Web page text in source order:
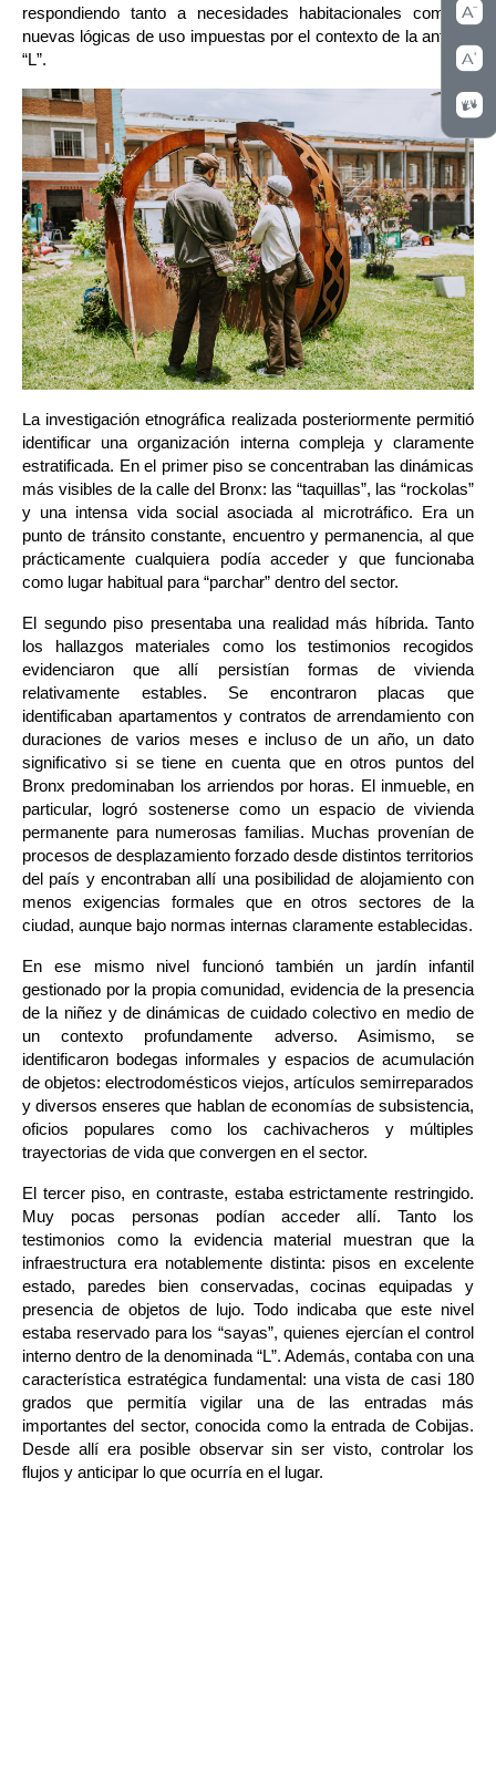
respondiendo tanto a necesidades habitacionales como a
nuevas lógicas de uso impuestas por el contexto de la antigua
“L”.
La investigación etnográfica realizada posteriormente permitió
identificar una organización interna compleja y claramente
estratificada. En el primer piso se concentraban las dinámicas
más visibles de la calle del Bronx: las “taquillas”, las “rockolas”
y una intensa vida social asociada al microtráfico. Era un
punto de tránsito constante, encuentro y permanencia, al que
prácticamente cualquiera podía acceder y que funcionaba
como lugar habitual para “parchar” dentro del sector.
El segundo piso presentaba una realidad más híbrida. Tanto
los hallazgos materiales como los testimonios recogidos
evidenciaron que allí persistían formas de vivienda
relativamente estables. Se encontraron placas que
identificaban apartamentos y contratos de arrendamiento con
duraciones de varios meses e incluso de un año, un dato
significativo si se tiene en cuenta que en otros puntos del
Bronx predominaban los arriendos por horas. El inmueble, en
particular, logró sostenerse como un espacio de vivienda
permanente para numerosas familias. Muchas provenían de
procesos de desplazamiento forzado desde distintos territorios
del país y encontraban allí una posibilidad de alojamiento con
menos exigencias formales que en otros sectores de la
ciudad, aunque bajo normas internas claramente establecidas.
En ese mismo nivel funcionó también un jardín infantil
gestionado por la propia comunidad, evidencia de la presencia
de la niñez y de dinámicas de cuidado colectivo en medio de
un contexto profundamente adverso. Asimismo, se
identificaron bodegas informales y espacios de acumulación
de objetos: electrodomésticos viejos, artículos semirreparados
y diversos enseres que hablan de economías de subsistencia,
oficios populares como los cachivacheros y múltiples
trayectorias de vida que convergen en el sector.
El tercer piso, en contraste, estaba estrictamente restringido.
Muy pocas personas podían acceder allí. Tanto los
testimonios como la evidencia material muestran que la
infraestructura era notablemente distinta: pisos en excelente
estado, paredes bien conservadas, cocinas equipadas y
presencia de objetos de lujo. Todo indicaba que este nivel
estaba reservado para los “sayas”, quienes ejercían el control
interno dentro de la denominada “L”. Además, contaba con una
característica estratégica fundamental: una vista de casi 180
grados que permitía vigilar una de las entradas más
importantes del sector, conocida como la entrada de Cobijas.
Desde allí era posible observar sin ser visto, controlar los
flujos y anticipar lo que ocurría en el lugar.